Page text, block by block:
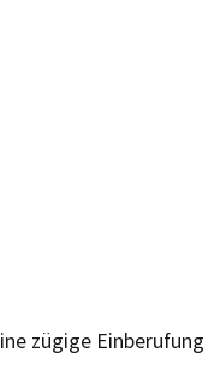
zügige Einberufung